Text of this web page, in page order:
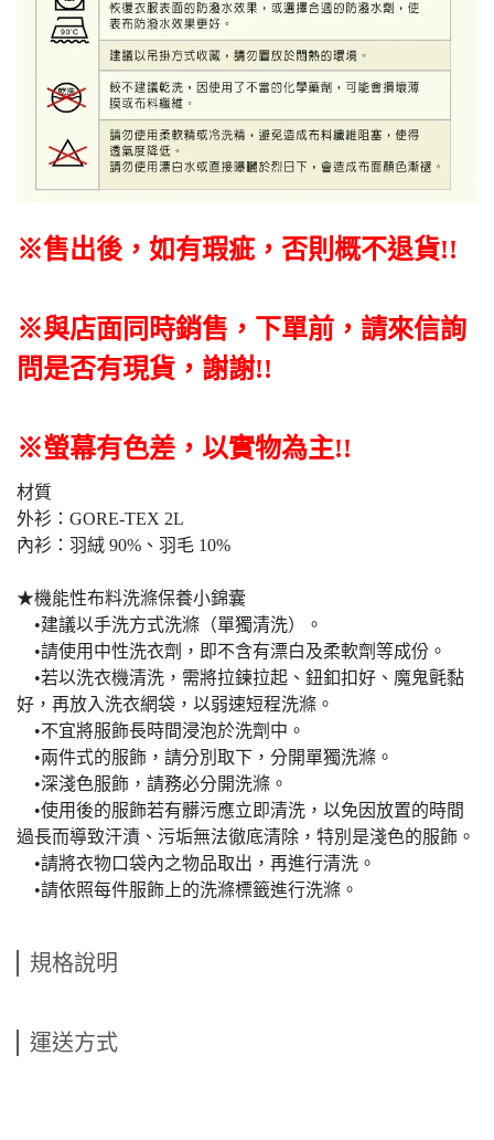
※售出後，如有瑕疵，否則概不退貨!!
※與店面同時銷售 ， 下單前 ， 請來信詢
問是否有現貨，謝謝!!
※螢幕有色差，以實物為主!!
材質
外衫：GORE-TEX 2L
內衫：羽絨 90%、羽毛 10%
★機能性布料洗滌保養小錦囊
•建議以手洗方式洗滌（單獨清洗）。
•請使用中性洗衣劑，即不含有漂白及柔軟劑等成份。
•若以洗衣機清洗，需將拉鍊拉起、鈕釦扣好、魔鬼氈黏
好，再放入洗衣網袋，以弱速短程洗滌。
•不宜將服飾長時間浸泡於洗劑中。
•兩件式的服飾，請分別取下，分開單獨洗滌。
•深淺色服飾，請務必分開洗滌。
•使用後的服飾若有髒污應立即清洗，以免因放置的時間
過長而導致汗漬、污垢無法徹底清除，特別是淺色的服飾。
•請將衣物口袋內之物品取出，再進行清洗。
•請依照每件服飾上的洗滌標籤進行洗滌。
規格說明
運送方式